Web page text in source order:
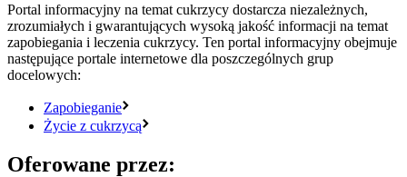
Portal informacyjny na temat cukrzycy dostarcza niezależnych,
zrozumiałych i gwarantujących wysoką jakość informacji na temat
zapobiegania i leczenia cukrzycy. Ten portal informacyjny obejmuje
następujące portale internetowe dla poszczególnych grup
docelowych:
Zapobieganie
Życie z cukrzycą
Oferowane przez: